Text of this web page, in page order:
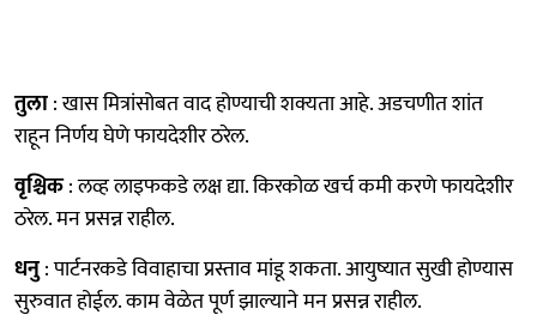
तुला: खास मित्रांसोबत वाद होण्याची शक्यता आहे. अडचणीत शांत
राहून निर्णय घेणे फायदेशीर ठरेल.
वृश्चिक: लव्ह लाइफकडे लक्ष द्या. किरकोळ खर्च कमी करणे फायदेशीर
ठरेल. मन प्रसन्न राहील.
धनु: पार्टनरकडे विवाहाचा प्रस्ताव मांडू शकता. आयुष्यात सुखी होण्यास
सुरुवात होईल. काम वेळेत पूर्ण झाल्याने मन प्रसन्न राहील.